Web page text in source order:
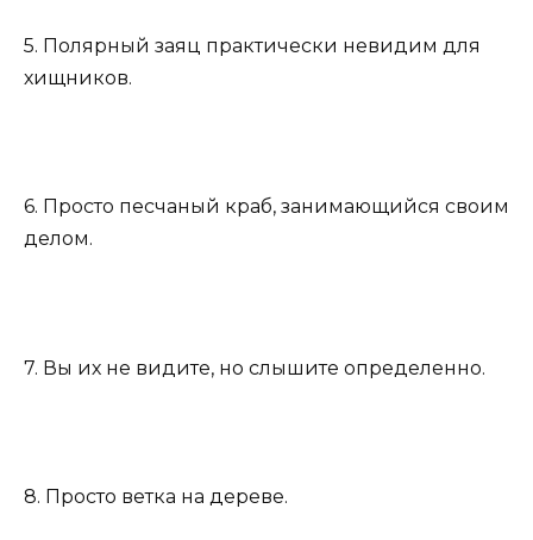
5. Полярный заяц практически невидим для
хищников.
6. Просто песчаный краб, занимающийся своим
делом.
7. Вы их не видите, но слышите определенно.
8. Просто ветка на дереве.